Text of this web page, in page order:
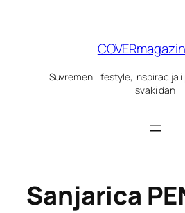
Suvremeni lifestyle, inspiracija
svaki dan
Sanjarica